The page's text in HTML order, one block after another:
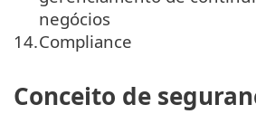
negócios
Compliance
Conceito de